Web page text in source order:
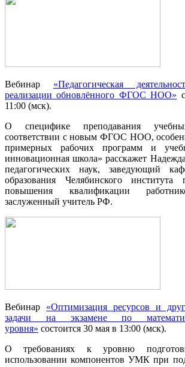
Вебинар «Педагогическая
реализации обновлённого ФГОС НОО»
11:00 (мск).
О специфике преподавания
соответствии с новым ФГОС НОО,
примерных рабочих программ и
инновационная школа» расскажет
педагогических наук, заведующий
образования Челябинского института
повышения квалификации
заслуженный учитель РФ.
Вебинар «Оптимизация ресурсов и
задачи на экзамене по
уровня» состоится 30 мая в 13:00 (мск).
О требованиях к уровню
использовании компонентов УМК при